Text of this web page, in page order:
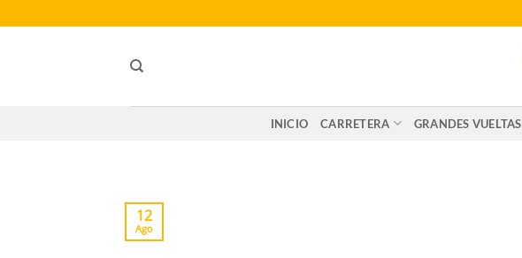
al
INICIO CARRETERA GRANDES VUELTAS
12
Ago